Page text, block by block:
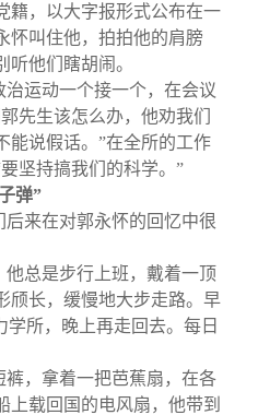
籍，以大字报形式公布在一
怀叫住他，拍拍他的肩膀
他们瞎胡闹。
运动一个接一个，在会议
先生该怎么办，他劝我们
能说假话。”在全所的工作
坚持搞我们的科学。”
弹”
后来在对郭永怀的回忆中很
总是步行上班，戴着一顶
颀长，缓慢地大步走路。早
学所，晚上再走回去。每日
裤，拿着一把芭蕉扇，在各
上载回国的电风扇，他带到